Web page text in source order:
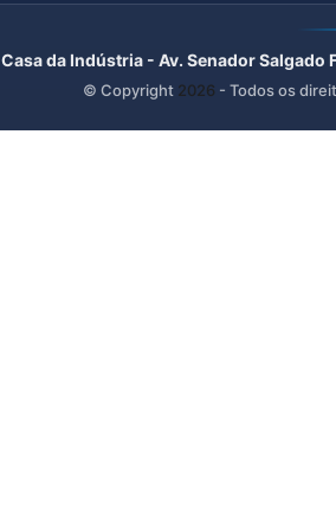
Casa da Indústria - Av. Senador
© Copyright 2026 - Todos os